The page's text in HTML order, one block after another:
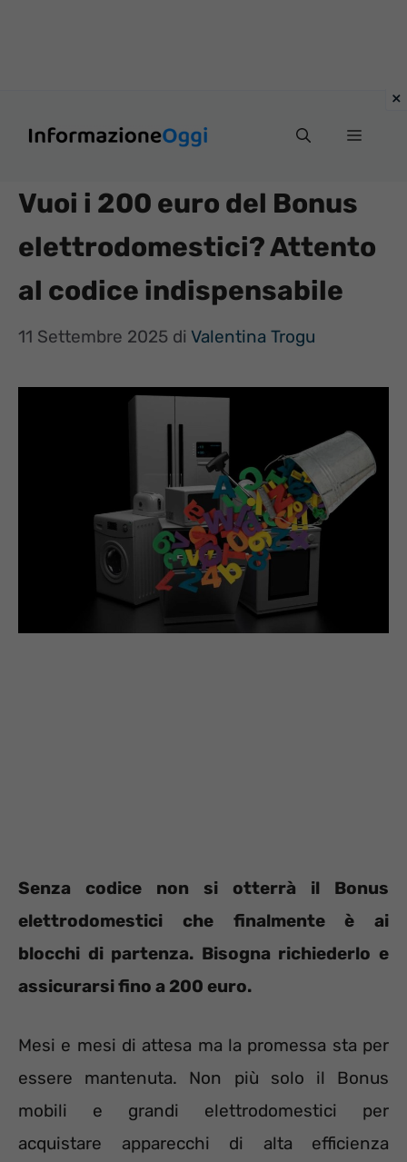
Menu
Vuoi i 200 euro del Bonus
elettrodomestici? Attento
al codice indispensabile
11 Settembre 2025 di Valentina Trogu
Senza codice non si otterrà il Bonus
elettrodomestici che finalmente è ai
blocchi di partenza. Bisogna richiederlo e
assicurarsi fino a 200 euro.
Mesi e mesi di attesa ma la promessa sta per
essere mantenuta. Non più solo il Bonus
mobili e grandi elettrodomestici per
acquistare apparecchi di alta efficienza